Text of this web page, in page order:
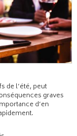
de l’été, peut
graves
d’en